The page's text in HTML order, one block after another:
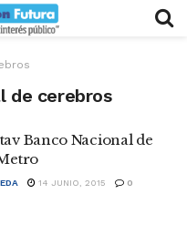
de cerebros
Banco Nacional de
14 JUNIO, 2015 0